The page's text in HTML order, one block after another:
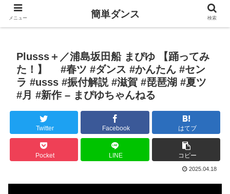
Plusss＋／浦島坂田船 まぴゆ 【踊ってみ
た！】 #春ツ #ダンス #かんたん #セン
ラ #usss #振付解説 #滋賀 #琵琶湖 #夏ツ
#月 #新作 – まぴゆちゃんねる
Twitter Facebook はてブ
Pocket LINE コピー
2025.04.18
メニュー 簡単ダンス 検索